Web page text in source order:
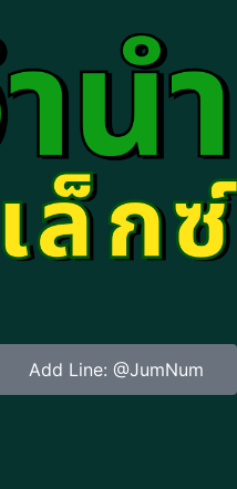
Add Line: @JumNum